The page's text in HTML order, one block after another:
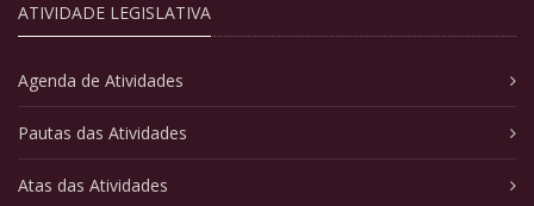
ATIVIDADE LEGISLATIVA
Agenda de Atividades
Pautas das Atividades
Atas das Atividades